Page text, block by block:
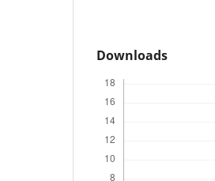
Downloads